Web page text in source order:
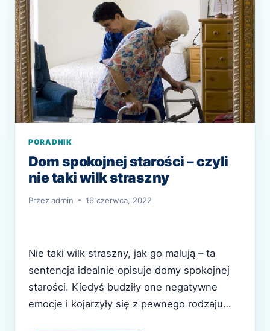
PORADNIK
Dom spokojnej starości – czyli
nie taki wilk straszny
Przezadmin 16 czerwca, 2022
Nie taki wilk straszny, jak go malują – ta
sentencja idealnie opisuje domy spokojnej
starości. Kiedyś budziły one negatywne
emocje i kojarzyły się z pewnego rodzaju